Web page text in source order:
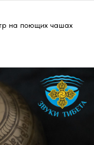
на поющих чашах